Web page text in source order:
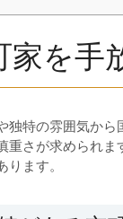
家を手
独特の雰囲気か
重さが求められ
ります。